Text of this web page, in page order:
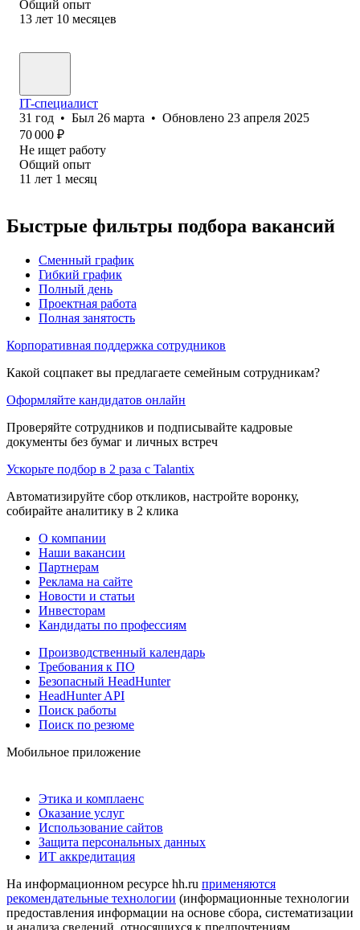
Общий опыт
13 лет 10 месяцев
IT-специалист
31 год • Был 26 марта • Обновлено 23 апреля 2025
70 000 ₽
Не ищет работу
Общий опыт
11 лет 1 месяц
Быстрые фильтры подбора вакансий
Сменный график
Гибкий график
Полный день
Проектная работа
Полная занятость
Корпоративная поддержка сотрудников
Какой соцпакет вы предлагаете семейным сотрудникам?
Оформляйте кандидатов онлайн
Проверяйте сотрудников и подписывайте кадровые
документы без бумаг и личных встреч
Ускорьте подбор в 2 раза с Talantix
Автоматизируйте сбор откликов, настройте воронку,
собирайте аналитику в 2 клика
О компании
Наши вакансии
Партнерам
Реклама на сайте
Новости и статьи
Инвесторам
Кандидаты по профессиям
Производственный календарь
Требования к ПО
Безопасный HeadHunter
HeadHunter API
Поиск работы
Поиск по резюме
Мобильное приложение
Этика и комплаенс
Оказание услуг
Использование сайтов
Защита персональных данных
ИТ аккредитация
На информационном ресурсе hh.ru применяются
рекомендательные технологии (информационные технологии
предоставления информации на основе сбора, систематизации
и анализа сведений, относящихся к предпочтениям